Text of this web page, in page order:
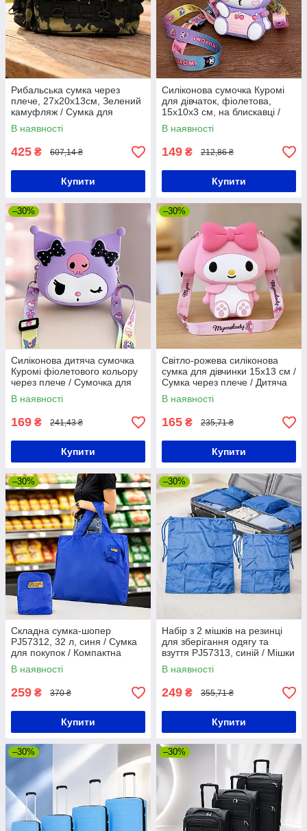
Рибальська сумка через
плече, 27х20х13см, Зелений
камуфляж / Сумка для
риболовлі / Сумка для
рибальських снастей
В наявності
425 ₴ 607,14 ₴
Купити
Силіконова сумочка Куромі
для дівчаток, фіолетова,
15х10х3 см, на блискавці /
Дитяча сумка / Через плече
В наявності
149 ₴ 212,86 ₴
Купити
–30%
Силіконова дитяча сумочка
Куромі фіолетового кольору
через плече / Сумочка для
дівчинки / Сумка дитяча
В наявності
169 ₴ 241,43 ₴
Купити
–30%
Світло-рожева силіконова
сумка для дівчинки 15х13 см /
Сумка через плече / Дитяча
сумочка
В наявності
165 ₴ 235,71 ₴
Купити
–30%
Складна сумка-шопер
PJ57312, 32 л, синя / Сумка
для покупок / Компактна
сумка
В наявності
259 ₴ 370 ₴
Купити
–30%
Набір з 2 мішків на резинці
для зберігання одягу та
взуття PJ57313, синій / Мішки
для зберігання / Органайзери
для одягу
В наявності
249 ₴ 355,71 ₴
Купити
–30% –30%